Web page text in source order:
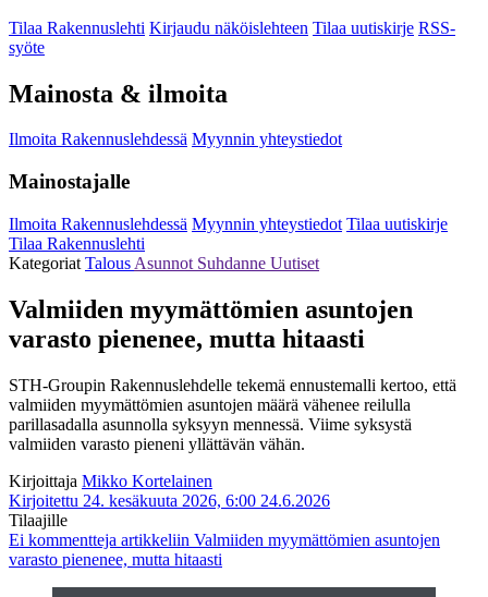
Tilaa Rakennuslehti Kirjaudu näköislehteen Tilaa uutiskirje RSS-
syöte
Mainosta & ilmoita
Ilmoita Rakennuslehdessä Myynnin yhteystiedot
Mainostajalle
Ilmoita Rakennuslehdessä Myynnin yhteystiedot Tilaa uutiskirje
Tilaa Rakennuslehti
Kategoriat Talous Asunnot Suhdanne Uutiset
Valmiiden myymättömien asuntojen
varasto pienenee, mutta hitaasti
STH-Groupin Rakennuslehdelle tekemä ennustemalli kertoo, että
valmiiden myymättömien asuntojen määrä vähenee reilulla
parillasadalla asunnolla syksyyn mennessä. Viime syksystä
valmiiden varasto pieneni yllättävän vähän.
Kirjoittaja Mikko Kortelainen
Kirjoitettu 24. kesäkuuta 2026, 6:00 24.6.2026
Tilaajille
Ei kommentteja artikkeliin Valmiiden myymättömien asuntojen
varasto pienenee, mutta hitaasti